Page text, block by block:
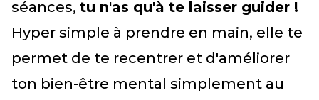
séances, tu n'as qu'à te laisser guider !
Hyper simple à prendre en main, elle te
permet de te recentrer et d'améliorer
ton bien-être mental simplement au